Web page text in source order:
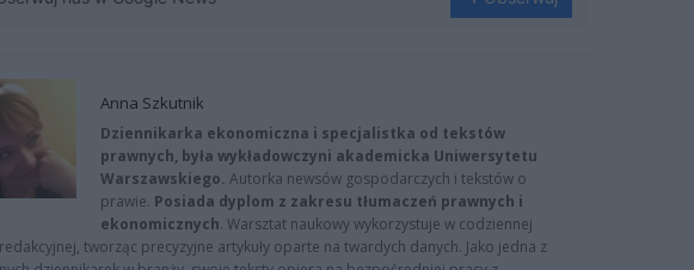
Anna Szkutnik
Dziennikarka ekonomiczna i specjalistka od tekstów
prawnych, była wykładowczyni akademicka Uniwersytetu
Warszawskiego. Autorka newsów gospodarczych i tekstów o
prawie. Posiada dyplom z zakresu tłumaczeń prawnych i
ekonomicznych. Warsztat naukowy wykorzystuje w codziennej
tworząc precyzyjne artykuły oparte na twardych danych. Jako jedna z